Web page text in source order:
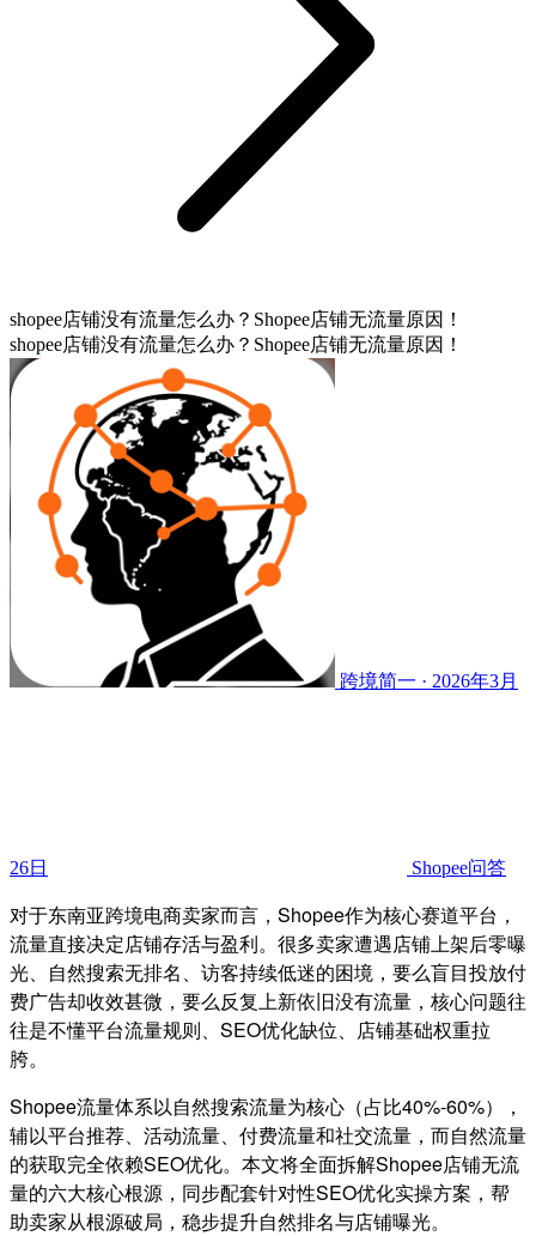
shopee店铺没有流量怎么办？Shopee店铺无流量原因！
shopee店铺没有流量怎么办？Shopee店铺无流量原因！
跨境简一 · 2026年3月
26日 Shopee问答
对于东南亚跨境电商卖家而言，Shopee作为核心赛道平台，
流量直接决定店铺存活与盈利。很多卖家遭遇店铺上架后零曝
光、自然搜索无排名、访客持续低迷的困境，要么盲目投放付
费广告却收效甚微，要么反复上新依旧没有流量，核心问题往
往是不懂平台流量规则、SEO优化缺位、店铺基础权重拉
胯。
Shopee流量体系以自然搜索流量为核心（占比40%-60%），
辅以平台推荐、活动流量、付费流量和社交流量，而自然流量
的获取完全依赖SEO优化。本文将全面拆解Shopee店铺无流
量的六大核心根源，同步配套针对性SEO优化实操方案，帮
助卖家从根源破局，稳步提升自然排名与店铺曝光。